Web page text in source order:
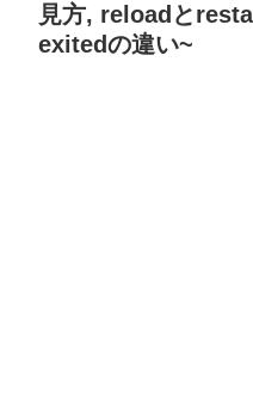
見方, reloadと
exitedの違い~